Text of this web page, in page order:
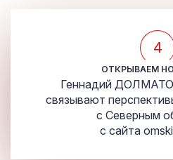
4
ОТКРЫВАЕМ
Геннадий
связывают
с Северным
с сайта